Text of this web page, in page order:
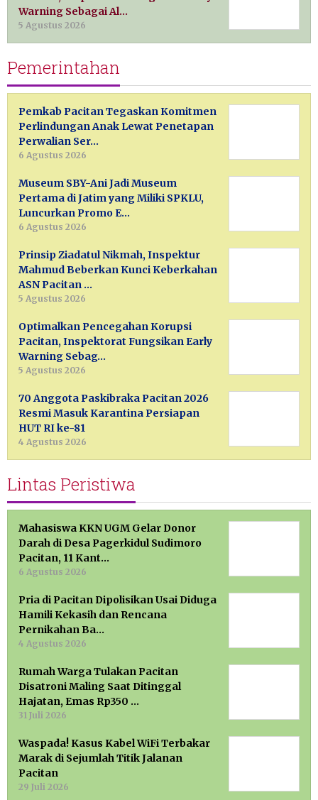
Warning Sebagai Al…
5 Agustus 2026
Pemerintahan
Pemkab Pacitan Tegaskan Komitmen
Perlindungan Anak Lewat Penetapan
Perwalian Ser…
6 Agustus 2026
Museum SBY-Ani Jadi Museum
Pertama di Jatim yang Miliki SPKLU,
Luncurkan Promo E…
6 Agustus 2026
Prinsip Ziadatul Nikmah, Inspektur
Mahmud Beberkan Kunci Keberkahan
ASN Pacitan …
5 Agustus 2026
Optimalkan Pencegahan Korupsi
Pacitan, Inspektorat Fungsikan Early
Warning Sebag…
5 Agustus 2026
70 Anggota Paskibraka Pacitan 2026
Resmi Masuk Karantina Persiapan
HUT RI ke-81
4 Agustus 2026
Lintas Peristiwa
Mahasiswa KKN UGM Gelar Donor
Darah di Desa Pagerkidul Sudimoro
Pacitan, 11 Kant…
6 Agustus 2026
Pria di Pacitan Dipolisikan Usai Diduga
Hamili Kekasih dan Rencana
Pernikahan Ba…
4 Agustus 2026
Rumah Warga Tulakan Pacitan
Disatroni Maling Saat Ditinggal
Hajatan, Emas Rp350 …
31 Juli 2026
Waspada! Kasus Kabel WiFi Terbakar
Marak di Sejumlah Titik Jalanan
Pacitan
29 Juli 2026